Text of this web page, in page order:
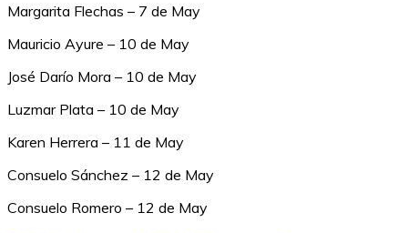
Margarita Flechas – 7 de May
Mauricio Ayure – 10 de May
José Darío Mora – 10 de May
Luzmar Plata – 10 de May
Karen Herrera – 11 de May
Consuelo Sánchez – 12 de May
Consuelo Romero – 12 de May